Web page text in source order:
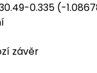
-0.335 (-
závěr